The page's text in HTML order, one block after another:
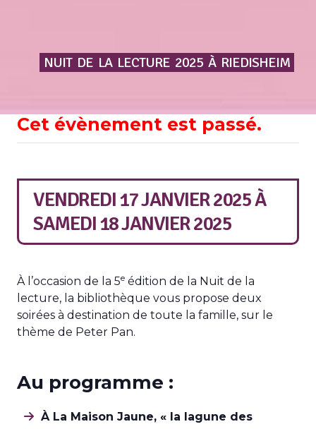
NUIT DE LA LECTURE 2025 À RIEDISHEIM
Cet évènement est passé.
VENDREDI 17 JANVIER 2025À
SAMEDI 18 JANVIER 2025
À l’occasion de la 5e édition de la Nuit de la
lecture, la bibliothèque vous propose deux
soirées à destination de toute la famille, sur le
thème de Peter Pan.
Au programme :
À La Maison Jaune, « la lagune des